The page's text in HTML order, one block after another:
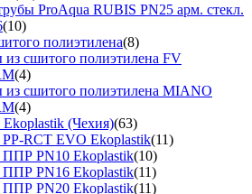
ProAqua RUBIS PN25 арм. стекл.
(10)
полиэтилена(8)
из сшитого полиэтилена FV
(4)
из сшитого полиэтилена MIANO
(4)
(Чехия)(63)
PP-RCT EVO Ekoplastik(11)
ППР PN10 Ekoplastik(10)
ППР PN16 Ekoplastik(11)
ППР PN20 Ekoplastik(11)